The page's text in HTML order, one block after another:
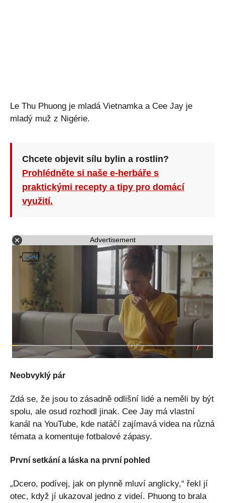
Le Thu Phuong je mladá Vietnamka a Cee Jay je
mladý muž z Nigérie.
Chcete objevit sílu bylin a rostlin?
Prohlédněte si naše e-herbáře s
praktickými recepty a tipy pro domácí
využití.
Advertisement
Neobvyklý pár
Zdá se, že jsou to zásadně odlišní lidé a neměli by být
spolu, ale osud rozhodl jinak. Cee Jay má vlastní
kanál na YouTube, kde natáčí zajímavá videa na různá
témata a komentuje fotbalové zápasy.
První setkání a láska na první pohled
„Dcero, podívej, jak on plynně mluví anglicky,“ řekl jí
otec, když jí ukazoval jedno z videí. Phuong to brala